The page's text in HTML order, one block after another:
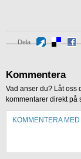
Dela
Kommentera
Vad anser du? Låt oss
kommentarer direkt på
KOMMENTERA